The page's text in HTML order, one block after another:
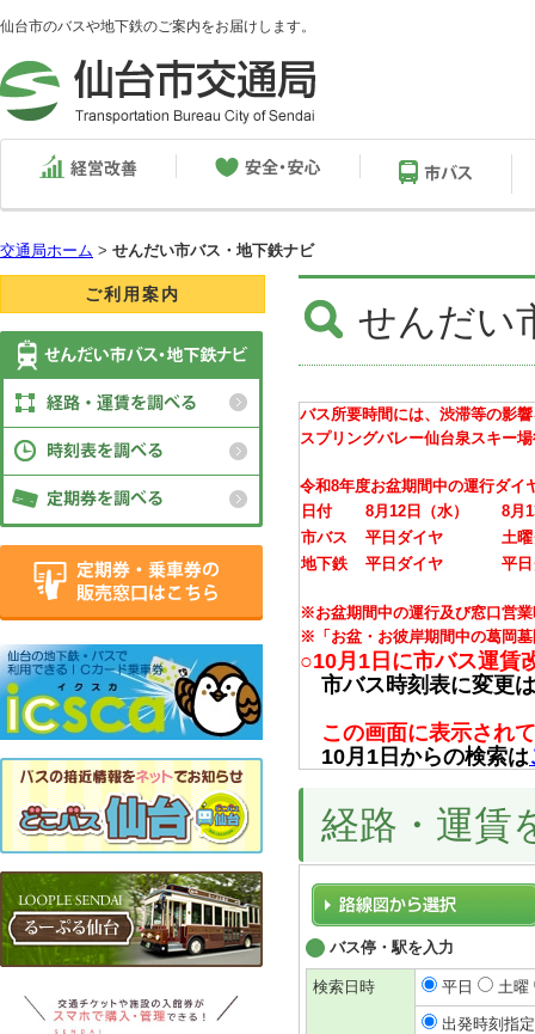
仙台市のバスや地下鉄のご案内をお届けします。
交通局ホーム > せんだい市バス・地下鉄ナビ
せんだい
バス所要時間には、渋滞等の影
スプリングバレー仙台泉スキー
令和8年度お盆期間中の運行ダイ
日付
8月12日（水）
8
市バス
平日ダイヤ
土
地下鉄
平日ダイヤ 平
※お盆期間中の運行及び窓口営
※「お盆・お彼岸期間中の葛岡
○10月1日に市バス運賃
市バス時刻表に変更
この画面に表示され
10月1日からの検索は
経路・運賃
バス停・駅を入力
検索日時 平日 土曜
出発時刻
ご利用案内